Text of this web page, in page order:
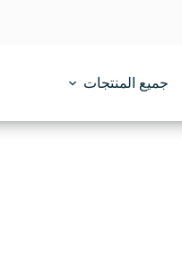
جميع المنتجات